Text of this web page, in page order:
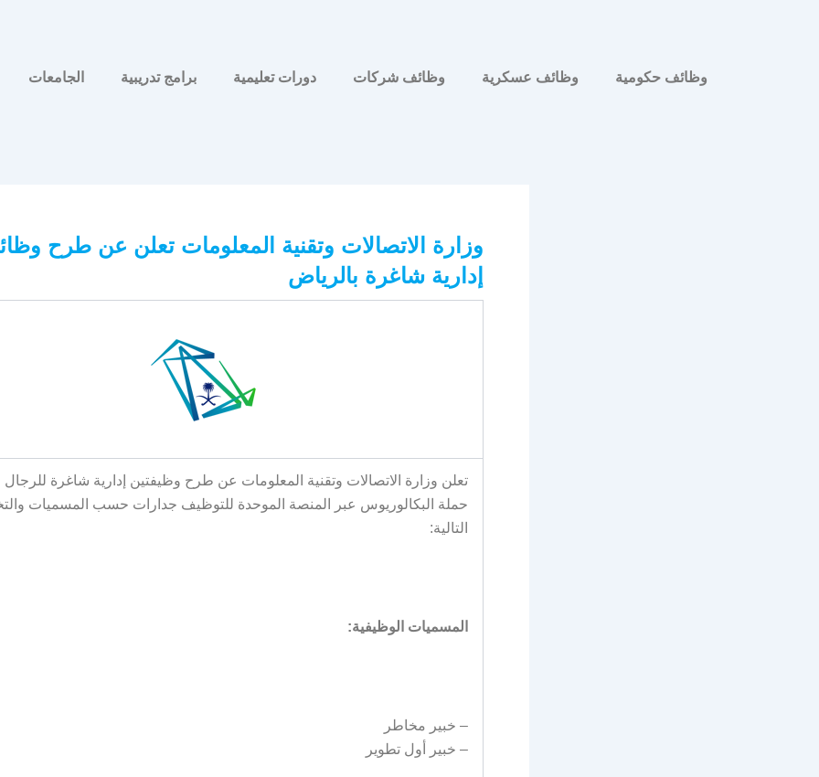
وظائف حكومية وظائف عسكرية وظائف شركات دورات تعليمية برامج تدريبية الجامعات
وزارة الاتصالات وتقنية المعلومات تعلن عن طرح
إدارية شاغرة بالرياض
تعلن وزارة الاتصالات وتقنية المعلومات عن طرح وظيفتين إدارية شاغرة للرجال
حملة البكالوريوس عبر المنصة الموحدة للتوظيف جدارات حسب المسميات
التالية:
المسميات الوظيفية:
– خبير مخاطر
– خبير أول تطوير